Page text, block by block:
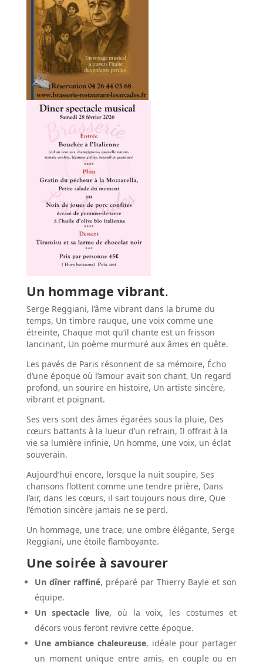
Un hommage vibrant.
Serge Reggiani, l’âme vibrant dans la brume du
temps, Un timbre rauque, une voix comme une
étreinte, Chaque mot qu’il chante est un frisson
lancinant, Un poème murmuré aux âmes en quête.
Les pavés de Paris résonnent de sa mémoire, Écho
d’une époque où l’amour avait son chant, Un regard
profond, un sourire en histoire, Un artiste sincère,
vibrant et poignant.
Ses vers sont des âmes égarées sous la pluie, Des
cœurs battants à la lueur d’un refrain, Il offrait à la
vie sa lumière infinie, Un homme, une voix, un éclat
souverain.
Aujourd’hui encore, lorsque la nuit soupire, Ses
chansons flottent comme une tendre prière, Dans
l’air, dans les cœurs, il sait toujours nous dire, Que
l’émotion sincère jamais ne se perd.
Un hommage, une trace, une ombre élégante, Serge
Reggiani, une étoile flamboyante.
Une soirée à savourer
Un dîner raffiné, préparé par Thierry Bayle et son
équipe.
Un spectacle live, où la voix, les costumes et
décors vous feront revivre cette époque.
Une ambiance chaleureuse, idéale pour partager
un moment unique entre amis, en couple ou en